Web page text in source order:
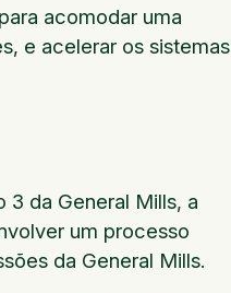
acomodar uma
e acelerar os sistemas
3 da General Mills, a
um processo
da General Mills.